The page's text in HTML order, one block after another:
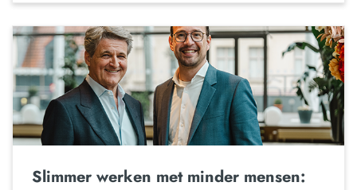
Slimmer werken met minder mensen: